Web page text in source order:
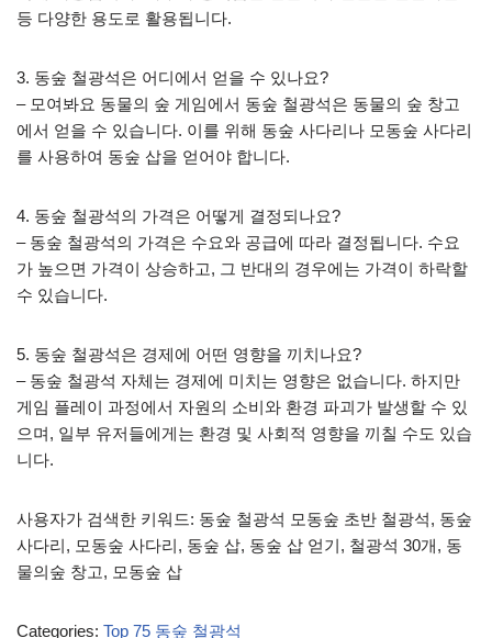
등 다양한 용도로 활용됩니다.
3. 동숲 철광석은 어디에서 얻을 수 있나요?
– 모여봐요 동물의 숲 게임에서 동숲 철광석은 동물의 숲 창고
에서 얻을 수 있습니다. 이를 위해 동숲 사다리나 모동숲 사다리
를 사용하여 동숲 삽을 얻어야 합니다.
4. 동숲 철광석의 가격은 어떻게 결정되나요?
– 동숲 철광석의 가격은 수요와 공급에 따라 결정됩니다. 수요
가 높으면 가격이 상승하고, 그 반대의 경우에는 가격이 하락할
수 있습니다.
5. 동숲 철광석은 경제에 어떤 영향을 끼치나요?
– 동숲 철광석 자체는 경제에 미치는 영향은 없습니다. 하지만
게임 플레이 과정에서 자원의 소비와 환경 파괴가 발생할 수 있
으며, 일부 유저들에게는 환경 및 사회적 영향을 끼칠 수도 있습
니다.
사용자가 검색한 키워드: 동숲 철광석 모동숲 초반 철광석, 동숲
사다리, 모동숲 사다리, 동숲 삽, 동숲 삽 얻기, 철광석 30개, 동
물의숲 창고, 모동숲 삽
Categories: Top 75 동숲 철광석